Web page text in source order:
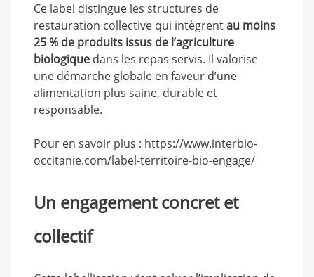
Ce label distingue les structures de
restauration collective qui intègrentau moins
25 % de produits issus de l’agriculture
biologique dans les repas servis. Il valorise
une démarche globale en faveur d’une
alimentation plus saine, durable et
responsable.
Pour en savoir plus : https://www.interbio-
occitanie.com/label-territoire-bio-engage/
Un engagement concret et
collectif